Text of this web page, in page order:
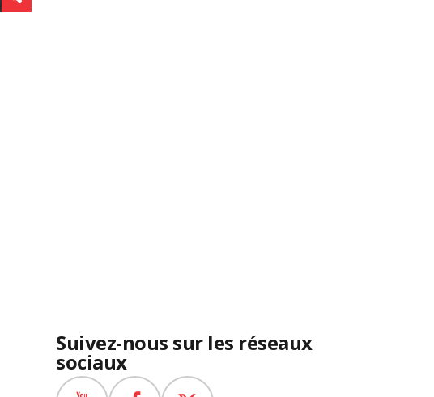
Suivez-nous sur les réseaux
sociaux